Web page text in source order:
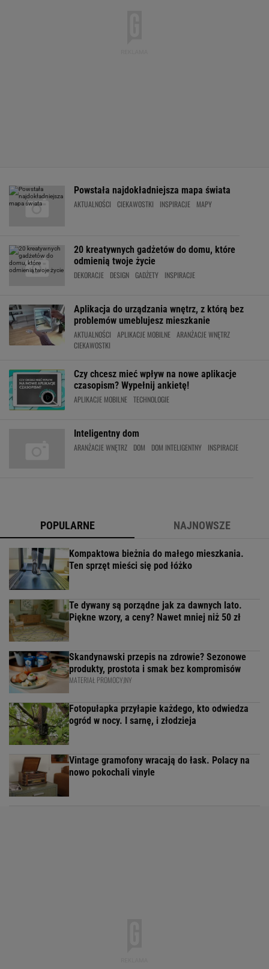
Powstała najdokładniejsza mapa świata
AKTUALNOŚCI CIEKAWOSTKI INSPIRACJE MAPY
20 kreatywnych gadżetów do domu, które
odmienią twoje życie
DEKORACJE DESIGN GADŻETY INSPIRACJE
Aplikacja do urządzania wnętrz, z którą bez
problemów umeblujesz mieszkanie
AKTUALNOŚCI APLIKACJE MOBILNE ARANŻACJE WNĘTRZ
CIEKAWOSTKI
Czy chcesz mieć wpływ na nowe aplikacje
czasopism? Wypełnij ankietę!
APLIKACJE MOBILNE TECHNOLOGIE
Inteligentny dom
ARANŻACJE WNĘTRZ DOM DOM INTELIGENTNY INSPIRACJE
POPULARNE NAJNOWSZE
Kompaktowa bieżnia do małego mieszkania.
Ten sprzęt mieści się pod łóżko
Te dywany są porządne jak za dawnych lato.
Piękne wzory, a ceny? Nawet mniej niż 50 zł
Skandynawski przepis na zdrowie? Sezonowe
produkty, prostota i smak bez kompromisów
MATERIAŁ PROMOCYJNY
Fotopułapka przyłapie każdego, kto odwiedza
ogród w nocy. I sarnę, i złodzieja
Vintage gramofony wracają do łask. Polacy na
nowo pokochali vinyle